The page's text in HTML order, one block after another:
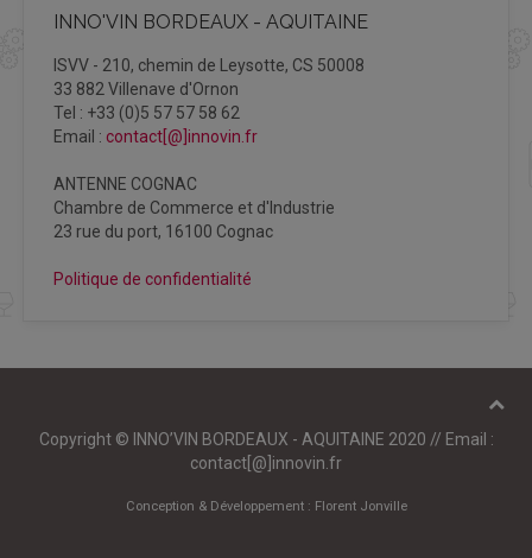
INNO'VIN BORDEAUX - AQUITAINE
ISVV - 210, chemin de Leysotte, CS 50008
33 882 Villenave d'Ornon
Tel : +33 (0)5 57 57 58 62
Email : contact[@]innovin.fr
ANTENNE COGNAC
Chambre de Commerce et d'Industrie
23 rue du port, 16100 Cognac
Politique de confidentialité
Copyright © INNO’VIN BORDEAUX - AQUITAINE 2020 // Email :
contact[@]innovin.fr
Conception & Développement : Florent Jonville